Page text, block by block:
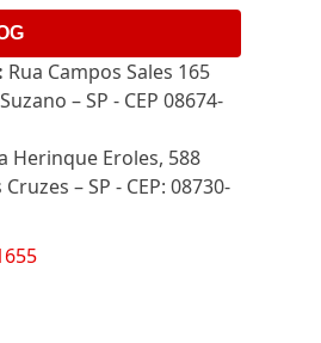
Rua Campos Sales 165
– SP - CEP 08674-
Herinque Eroles, 588
– SP - CEP: 08730-